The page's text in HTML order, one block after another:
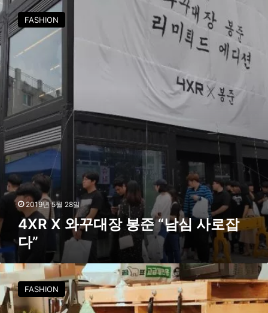
다
렸
다
”
X
R
X
와
꾸
대
준
“
남
심
사
로
잡
FASHION
2019년 5월 28일
4XR X 와꾸대장 봉준 “남심 사로잡
다”
빅
사
이
즈
FASHION